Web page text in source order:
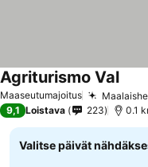
Maaseutumajoitus
Agriturismo Val
9,1 Loistava 223 0.1
Valitse päivät